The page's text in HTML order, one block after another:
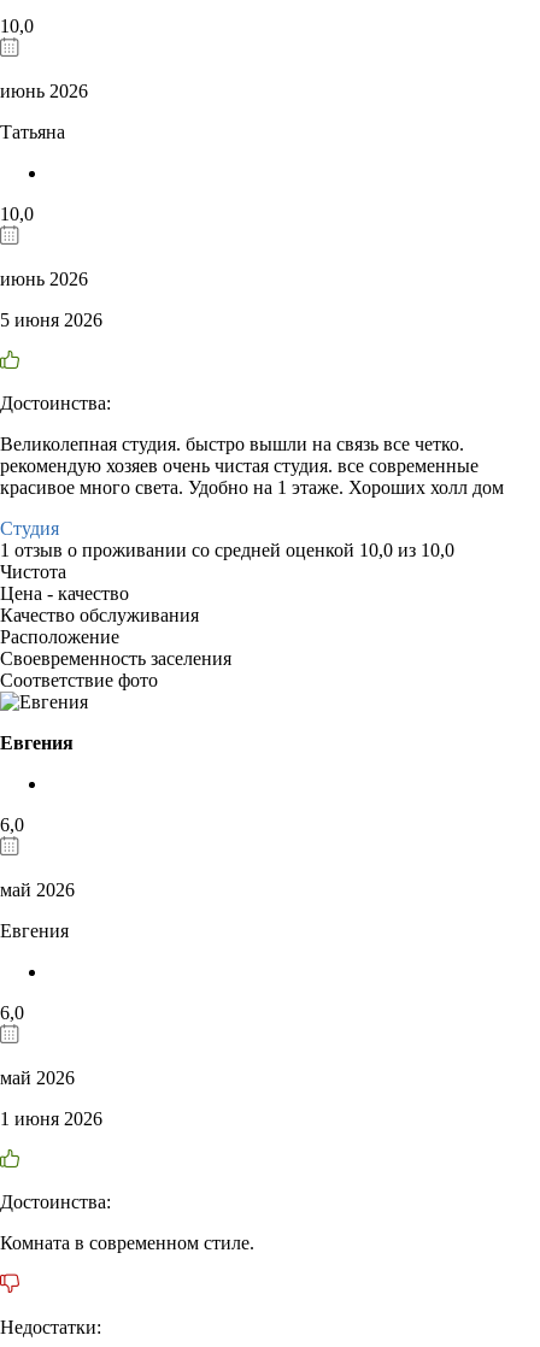
10,0
июнь 2026
Татьяна
10,0
июнь 2026
5 июня 2026
Достоинства:
Великолепная студия. быстро вышли на связь все четко.
рекомендую хозяев очень чистая студия. все современные
красивое много света. Удобно на 1 этаже. Хороших холл дом
Студия
1 отзыв о проживании со средней оценкой 10,0 из 10,0
Чистота
Цена - качество
Качество обслуживания
Расположение
Своевременность заселения
Соответствие фото
Евгения
6,0
май 2026
Евгения
6,0
май 2026
1 июня 2026
Достоинства:
Комната в современном стиле.
Недостатки: